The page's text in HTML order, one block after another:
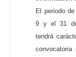
El periodo
9 y el 31
tendrá